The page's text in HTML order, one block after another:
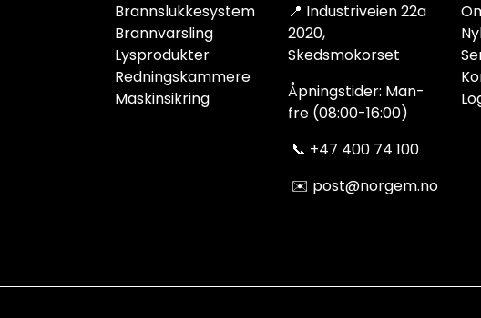
Brannslukkesystem
Brannvarsling
Lysprodukter
Redningskammere
Maskinsikring
📍 Industriveien 22a
2020,
Skedsmokorset
Åpningstider: Man-
fre (08:00-16:00)
📞 +47 400 74 100
✉️ post@norgem.no